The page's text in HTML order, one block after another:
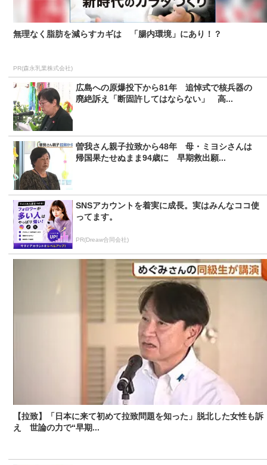
無理なく脂肪を減らすカギは 「腸内環境」にあり！？
PR(森永乳業株式会社)
広島への原爆投下から81年 追悼式で核兵器の
廃絶訴え「断固許してはならない」 高...
曽我さん親子拉致から48年 母・ミヨシさんは
帰国果たせぬまま94歳に 早期救出願...
SNSアカウントを着実に成長。実はみんなココ使
ってます。
PR(Dreaw合同会社)
【拉致】「日本に来て初めて拉致問題を知った」脱北した女性も訴
え 世論の力で“早期...